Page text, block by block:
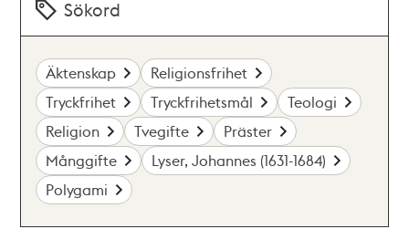
Sökord
Äktenskap
Religionsfrihet
Tryckfrihet
Tryckfrihetsmål
Teologi
Religion
Tvegifte
Präster
Månggifte
Lyser, Johannes (1631-1684)
Polygami